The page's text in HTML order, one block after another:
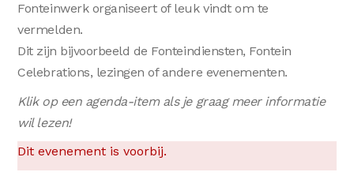
Fonteinwerk organiseert of leuk vindt om te
vermelden.
Dit zijn bijvoorbeeld de Fonteindiensten, Fontein
Celebrations, lezingen of andere evenementen.
Klik op een agenda-item als je graag meer informatie
wil lezen!
Dit evenement is voorbij.